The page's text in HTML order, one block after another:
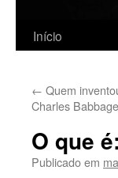
Início
← Quem
Charles
O que
Publicado em